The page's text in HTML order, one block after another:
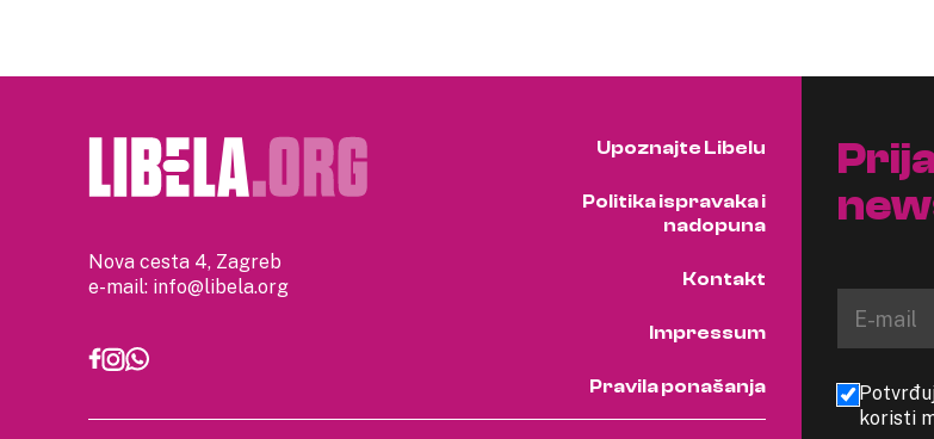
Nova cesta 4, Zagreb
e-mail: info@libela.org
Upoznajte Libelu
Politika ispravaka i
nadopuna
Kontakt
Impressum
Pravila ponašanja
koristi